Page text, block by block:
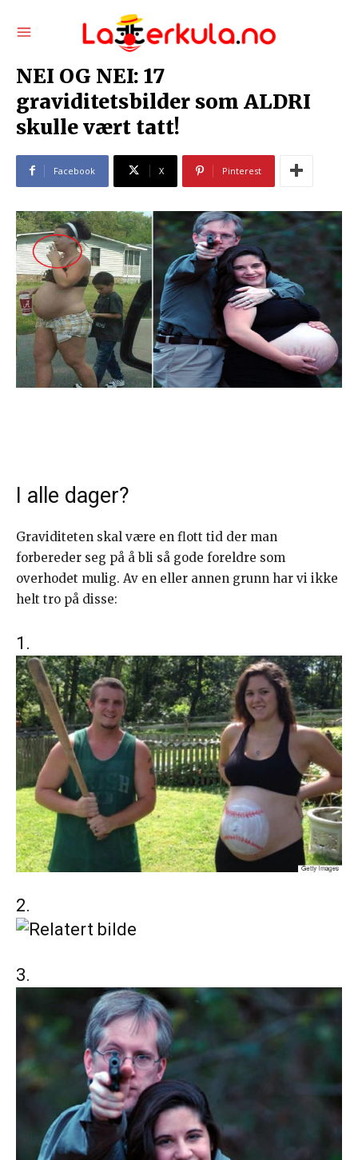
NEI OG NEI: 17
graviditetsbilder som ALDRI
skulle vært tatt!
Facebook X Pinterest
I alle dager?
Graviditeten skal være en flott tid der man
forbereder seg på å bli så gode foreldre som
overhodet mulig. Av en eller annen grunn har vi ikke
helt tro på disse:
1.
2.
3.